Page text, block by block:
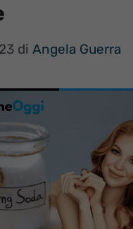
di Angela Guerra